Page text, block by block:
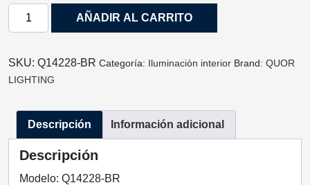
LAMPARA
ACABADO
BRONCE
LUZ
Q14228-
BR
QUOR
LIGHTING
AÑADIR AL CARRITO
SKU: Q14228-BR Categoría: Iluminaciòn interior Brand: QUOR
LIGHTING
Descripción Información adicional
Descripción
Modelo: Q14228-BR